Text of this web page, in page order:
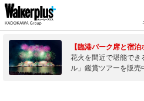
【臨港パーク席と宿泊
花火を間近で堪能でき
ル」鑑賞ツアーを販売